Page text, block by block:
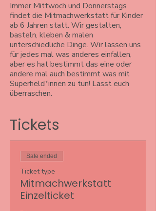
Immer Mittwoch und Donnerstags
findet die Mitmachwerkstatt für Kinder
ab 6 Jahren statt. Wir gestalten,
basteln, kleben & malen
unterschiedliche Dinge. Wir lassen uns
für jedes mal was anderes einfallen,
aber es hat bestimmt das eine oder
andere mal auch bestimmt was mit
Superheld*innen zu tun! Lasst euch
überraschen.
Tickets
Sale ended
Ticket type
Mitmachwerkstatt
Einzelticket